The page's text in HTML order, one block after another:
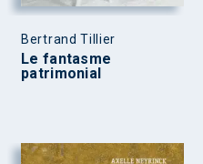
Bertrand Tillier
Le fantasme
patrimonial